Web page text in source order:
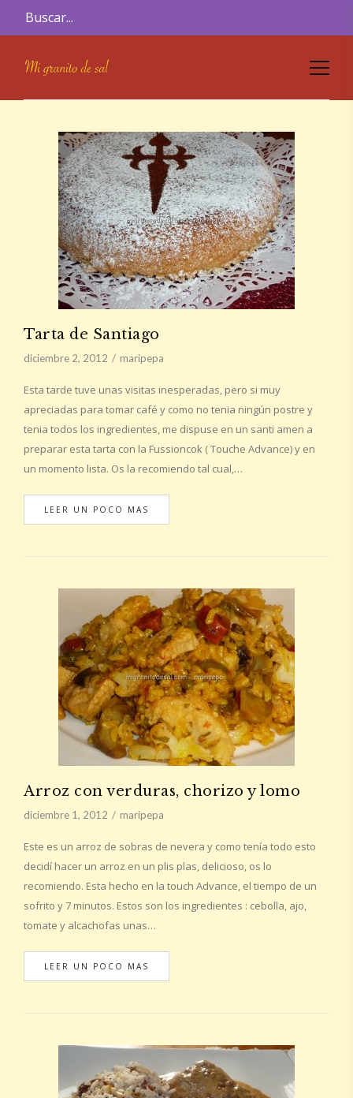
Tarta de Santiago
diciembre 2, 2012 maripepa
Esta tarde tuve unas visitas inesperadas, pero si muy
apreciadas para tomar café y como no tenia ningún postre y
tenia todos los ingredientes, me dispuse en un santi amen a
preparar esta tarta con la Fussioncok ( Touche Advance) y en
un momento lista. Os la recomiendo tal cual,…
LEER UN POCO MAS
Arroz con verduras, chorizo y lomo
diciembre 1, 2012 maripepa
Este es un arroz de sobras de nevera y como tenía todo esto
decidí hacer un arroz en un plis plas, delicioso, os lo
recomiendo. Esta hecho en la touch Advance, el tiempo de un
sofrito y 7 minutos. Estos son los ingredientes : cebolla, ajo,
tomate y alcachofas unas…
LEER UN POCO MAS